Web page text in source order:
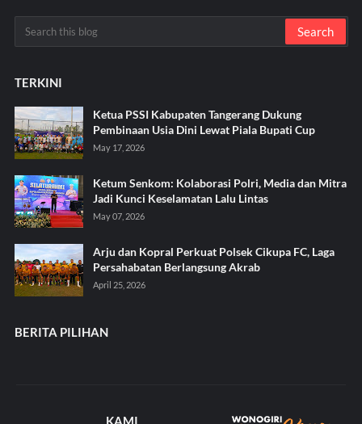
TERKINI
Ketua PSSI Kabupaten Tangerang Dukung
Pembinaan Usia Dini Lewat Piala Bupati Cup
May 17, 2026
Ketum Senkom: Kolaborasi Polri, Media dan Mitra
Jadi Kunci Keselamatan Lalu Lintas
May 07, 2026
Arju dan Kopral Perkuat Polsek Cikupa FC, Laga
Persahabatan Berlangsung Akrab
April 25, 2026
BERITA PILIHAN
KAMI